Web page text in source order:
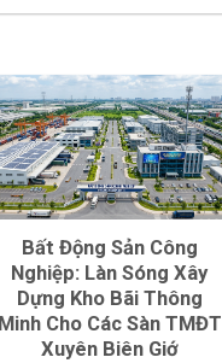
Bất Động Sản Công
Nghiệp: Làn Sóng Xây
Dựng Kho Bãi Thông
Minh Cho Các Sàn TMĐT
Xuyên Biên Giớ